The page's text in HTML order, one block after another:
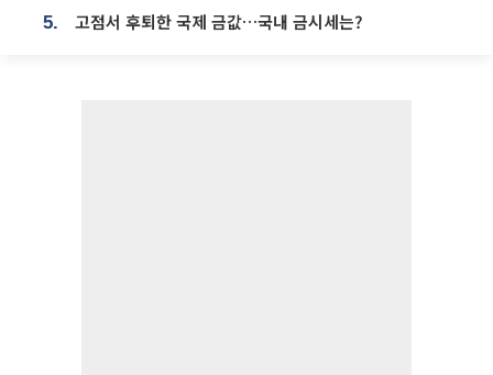
5. 고점서 후퇴한 국제 금값…국내 금시세는?